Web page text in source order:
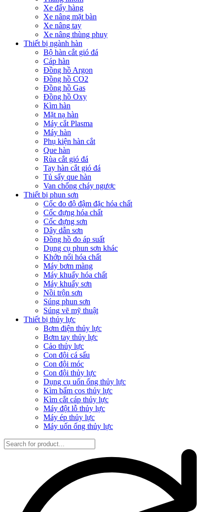
Xe đẩy hàng
Xe nâng mặt bàn
Xe nâng tay
Xe nâng thùng phuy
Thiết bị ngành hàn
Bộ hàn cắt gió đá
Cáp hàn
Đồng hồ Argon
Đồng hồ CO2
Đồng hồ Gas
Đồng hồ Oxy
Kìm hàn
Mặt nạ hàn
Máy cắt Plasma
Máy hàn
Phụ kiện hàn cắt
Que hàn
Rùa cắt gió đá
Tay hàn cắt gió đá
Tủ sấy que hàn
Van chống cháy ngược
Thiết bị phun sơn
Cốc đo độ đậm đặc hóa chất
Cốc đựng hóa chất
Cốc đựng sơn
Dây dẫn sơn
Đồng hồ đo áp suất
Dụng cụ phun sơn khác
Khớp nối hóa chất
Máy bơm màng
Máy khuấy hóa chất
Máy khuấy sơn
Nồi trộn sơn
Súng phun sơn
Súng vẽ mỹ thuật
Thiết bị thủy lực
Bơm điện thủy lực
Bơm tay thủy lực
Cảo thủy lực
Con đội cá sấu
Con đội móc
Con đội thủy lực
Dụng cụ uốn ống thủy lực
Kìm bấm cos thủy lực
Kìm cắt cáp thủy lực
Máy đột lỗ thủy lực
Máy ép thủy lực
Máy uốn ống thủy lực